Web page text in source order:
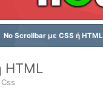
No Scrollbar με CSS ή HTML
HTML
Css